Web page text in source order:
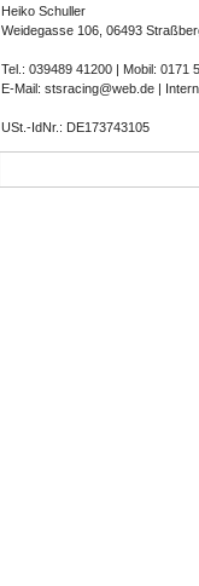
Heiko Schuller
Weidegasse 106, 06493
Tel.: 039489 41200 | Mobil: 0171
E-Mail: stsracing@web.de |
USt.-IdNr.: DE173743105